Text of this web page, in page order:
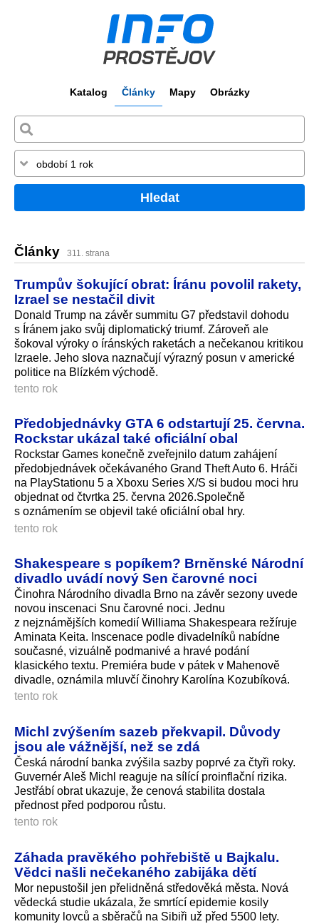
Katalog Články Mapy Obrázky
Hledat
Články 311. strana
Trumpův šokující obrat: Íránu povolil rakety,
Izrael se nestačil divit
Donald Trump na závěr summitu G7 představil dohodu
s Íránem jako svůj diplomatický triumf. Zároveň ale
šokoval výroky o íránských raketách a nečekanou kritikou
Izraele. Jeho slova naznačují výrazný posun v americké
politice na Blízkém východě.
tento rok
Předobjednávky GTA 6 odstartují 25. června.
Rockstar ukázal také oficiální obal
Rockstar Games konečně zveřejnilo datum zahájení
předobjednávek očekávaného Grand Theft Auto 6. Hráči
na PlayStationu 5 a Xboxu Series X/S si budou moci hru
objednat od čtvrtka 25. června 2026.Společně
s oznámením se objevil také oficiální obal hry.
tento rok
Shakespeare s popíkem? Brněnské Národní
divadlo uvádí nový Sen čarovné noci
Činohra Národního divadla Brno na závěr sezony uvede
novou inscenaci Snu čarovné noci. Jednu
z nejznámějších komedií Williama Shakespeara režíruje
Aminata Keita. Inscenace podle divadelníků nabídne
současné, vizuálně podmanivé a hravé podání
klasického textu. Premiéra bude v pátek v Mahenově
divadle, oznámila mluvčí činohry Karolína Kozubíková.
tento rok
Michl zvýšením sazeb překvapil. Důvody
jsou ale vážnější, než se zdá
Česká národní banka zvýšila sazby poprvé za čtyři roky.
Guvernér Aleš Michl reaguje na sílící proinflační rizika.
Jestřábí obrat ukazuje, že cenová stabilita dostala
přednost před podporou růstu.
tento rok
Záhada pravěkého pohřebiště u Bajkalu.
Vědci našli nečekaného zabijáka dětí
Mor nepustošil jen přelidněná středověká města. Nová
vědecká studie ukázala, že smrtící epidemie kosily
komunity lovců a sběračů na Sibiři už před 5500 lety.